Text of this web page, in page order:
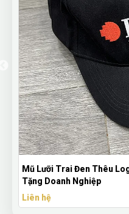
Mũ Lưỡi Trai Đen Thêu
Tặng Doanh Nghiệp
Liên hệ